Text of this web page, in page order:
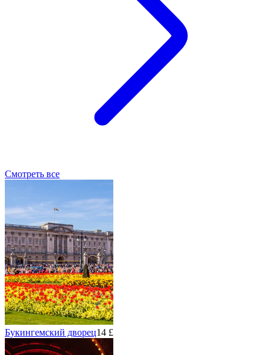
Смотреть все
Букингемский дворец14 £